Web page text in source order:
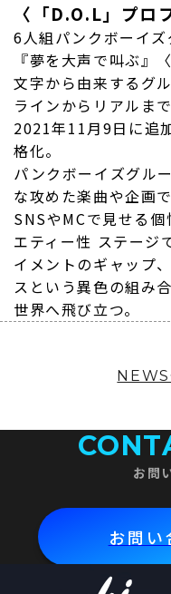
〈「D.O.L」プロ
6人組パンクボーイズ
『夢を大声で叫ぶ
文字から由来するグ
ラインからリアルま
2021年11月9日に追
格化。
パンクボーイズグル
な攻めた楽曲や企画
SNSやMCで見せる
エティー性 ステージ
イメントのギャップ
スという異色の組み
世界へ飛び立つ。
NEWS
お問
お問い